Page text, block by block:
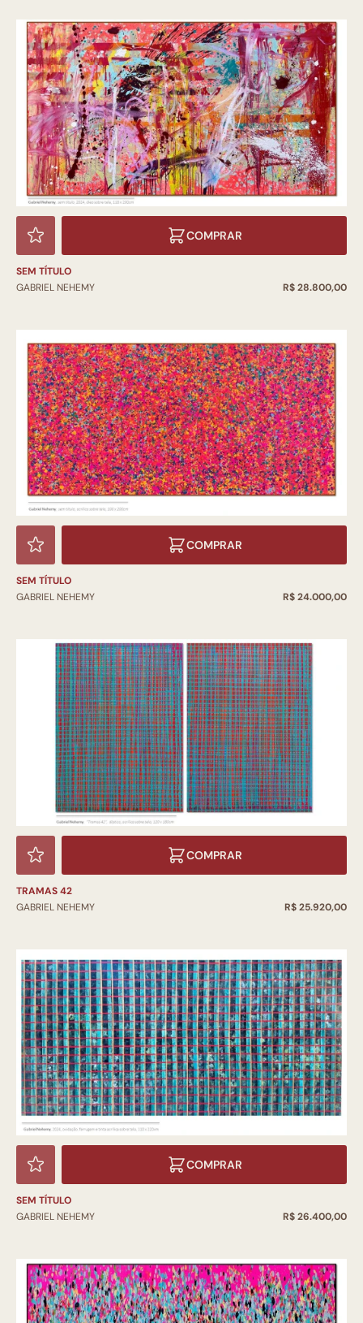
COMPRAR
SEM TÍTULO
GABRIEL NEHEMY
R$ 28.800,00
COMPRAR
SEM TÍTULO
GABRIEL NEHEMY
R$ 24.000,00
COMPRAR
TRAMAS 42
GABRIEL NEHEMY
R$ 25.920,00
COMPRAR
SEM TÍTULO
GABRIEL NEHEMY
R$ 26.400,00